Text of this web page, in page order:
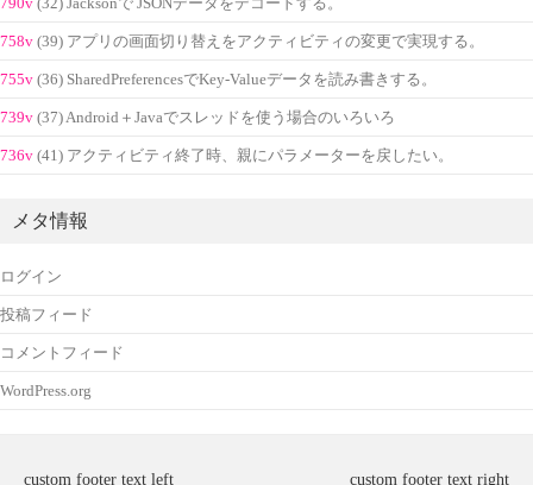
(32) Jacksonで JSONデータをデコードする。
758v (39) アプリの画面切り替えをアクティビティの変更で実現する。
755v (36) SharedPreferencesでKey-Valueデータを読み書きする。
739v (37) Android＋Javaでスレッドを使う場合のいろいろ
736v (41) アクティビティ終了時、親にパラメーターを戻したい。
メタ情報
ログイン
投稿フィード
コメントフィード
WordPress.org
custom footer text left custom footer text right